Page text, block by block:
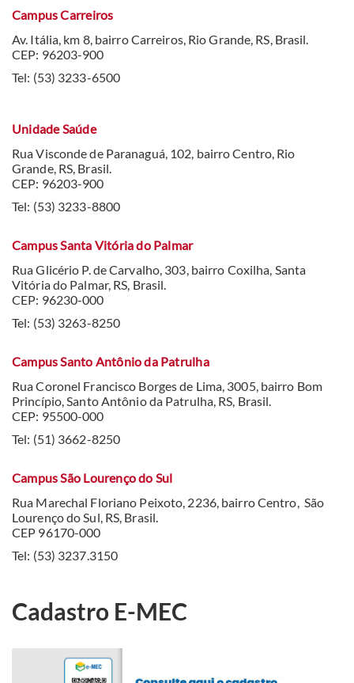
Campus Carreiros
Av. Itália, km 8, bairro Carreiros, Rio Grande, RS, Brasil.
CEP: 96203-900
Tel: (53) 3233-6500
Unidade Saúde
Rua Visconde de Paranaguá, 102, bairro Centro, Rio
Grande, RS, Brasil.
CEP: 96203-900
Tel: (53) 3233-8800
Campus Santa Vitória do Palmar
Rua Glicério P. de Carvalho, 303, bairro Coxilha, Santa
Vitória do Palmar, RS, Brasil.
CEP: 96230-000
Tel: (53) 3263-8250
Campus Santo Antônio da Patrulha
Rua Coronel Francisco Borges de Lima, 3005, bairro Bom
Princípio, Santo Antônio da Patrulha, RS, Brasil.
CEP: 95500-000
Tel: (51) 3662-8250
Campus São Lourenço do Sul
Rua Marechal Floriano Peixoto, 2236, bairro Centro, São
Lourenço do Sul, RS, Brasil.
CEP 96170-000
Tel: (53) 3237.3150
Cadastro E-MEC